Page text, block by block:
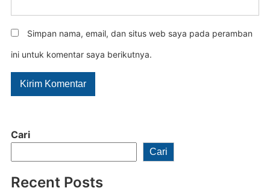
Cari
Cari
Recent Posts
Simpan nama, email, dan situs web saya pada peramban
ini untuk komentar saya berikutnya.